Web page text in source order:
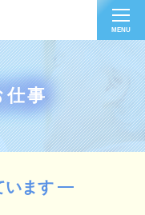
MENU
仕事
います